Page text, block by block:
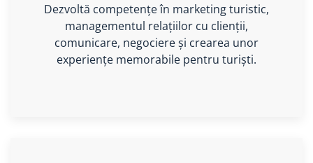
Dezvoltă competențe în marketing turistic,
managementul relațiilor cu clienții,
comunicare, negociere și crearea unor
experiențe memorabile pentru turiști.